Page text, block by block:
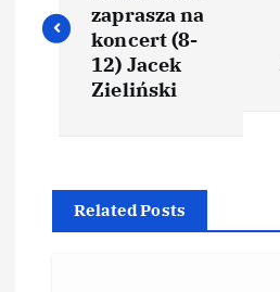
zaprasza na
koncert (8-
12) Jacek
Zieliński
Related Posts